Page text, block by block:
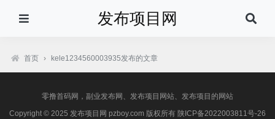
发布项目网
首页 › kele1234560003935发布的文章
零撸首码网，副业发布网、发布项目网站、发布项目的网站
Copyright © 2025 发布项目网 pzboy.com 版权所有 陕ICP备2022003811号-26